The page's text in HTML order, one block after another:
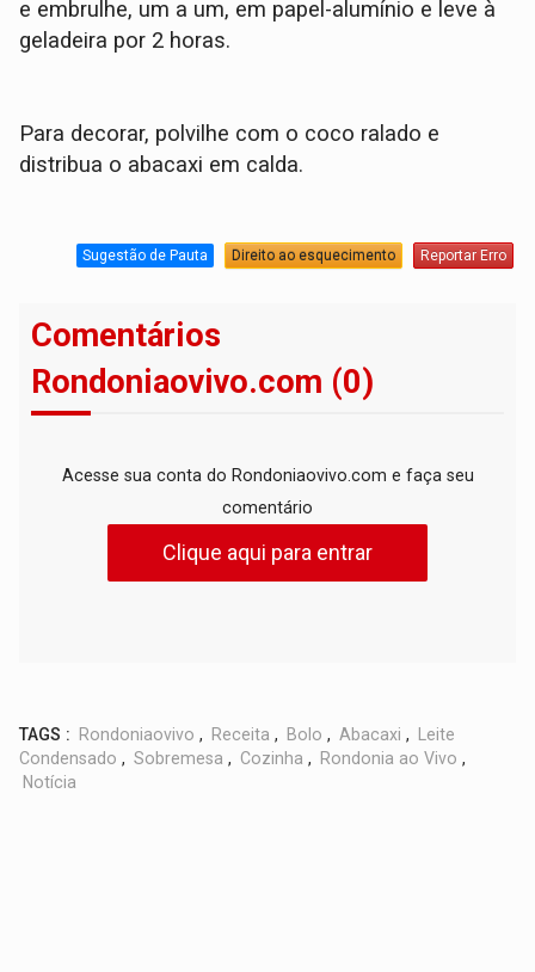
e embrulhe, um a um, em papel-alumínio e leve à
geladeira por 2 horas.
Para decorar, polvilhe com o coco ralado e
distribua o abacaxi em calda.
Sugestão de Pauta Direito ao esquecimento Reportar Erro
Comentários
Rondoniaovivo.com (0)
Acesse sua conta do Rondoniaovivo.com e faça seu
comentário
Clique aqui para entrar
TAGS : Rondoniaovivo , Receita , Bolo , Abacaxi ,
Leite
Condensado , Sobremesa , Cozinha , Rondonia ao Vivo ,
Notícia